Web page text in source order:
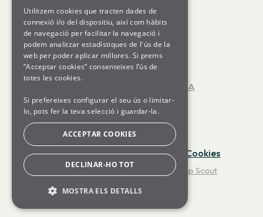
LES TARIFES 3.0TD
LES TARIFES D'ALTA TENSIÓ
GENERATION kWh
JA TINC LA LLUM CONTRACTADA
ENCARA NO TINC LA LLUM CONTRACTADA
OFICINA VIRTUAL
FUNCIONAMENT DEL MERCAT ELÈCTRIC
Avís Legal·Política de Privacitat Cookies
Som Energia 2026. Powered by Help Scout
ENGLISH
SPANISH
GL
Utilitzem cookies que tracten dades de
connexió i/o del dispositiu, així com hàbits
de navegació per facilitar la navegació i
podem analitzar estadístiques de l'ús de la
web per poder aplicar millores. Si prems
“Acceptar cookies” consenteixes l’ús de
totes les cookies.
Si prefereixes configurar el seu ús o limitar-
lo, pots fer la teva selecció i guardar-la.
ACCEPTAR COOKIES
DECLINAR-HO TOT
MOSTRA ELS DETALLS
BÀSIQUES